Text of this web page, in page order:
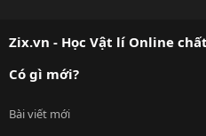
Zix.vn - Học Vật lí Online
Có gì mới?
Bài viết mới